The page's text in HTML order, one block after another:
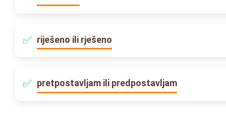
riješeno ili rješeno
pretpostavljam ili predpostavljam